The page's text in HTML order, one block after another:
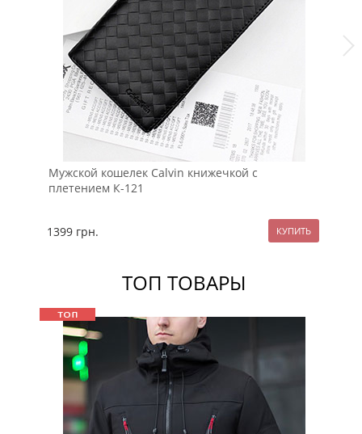
Мужской кошелек Calvin книжечкой с
плетением К-121
1399 грн.
ТОП ТОВАРЫ